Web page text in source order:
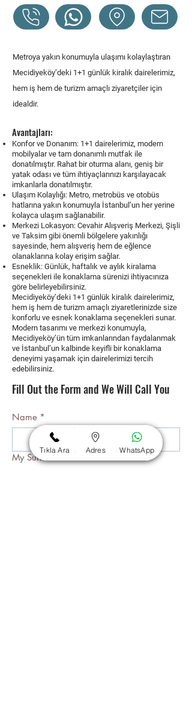
Metroya yakın konumuyla ulaşımı kolaylaştıran
Mecidiyeköy’deki 1+1 günlük kiralık dairelerimiz,
hem iş hem de turizm amaçlı ziyaretçiler için
idealdir.
Avantajları:
Konfor ve Donanım: 1+1 dairelerimiz, modern
mobilyalar ve tam donanımlı mutfak ile
donatılmıştır. Rahat bir oturma alanı, geniş bir
yatak odası ve tüm ihtiyaçlarınızı karşılayacak
imkanlarla donatılmıştır.
Ulaşım Kolaylığı: Metro, metrobüs ve otobüs
hatlarına yakın konumuyla İstanbul’un her yerine
kolayca ulaşım sağlanabilir.
Merkezi Lokasyon: Cevahir Alışveriş Merkezi, Şişli
ve Taksim gibi önemli bölgelere yakınlığı
sayesinde, hem alışveriş hem de eğlence
olanaklarına kolay erişim sağlar.
Esneklik: Günlük, haftalık ve aylık kiralama
seçenekleri ile konaklama sürenizi ihtiyacınıza
göre belirleyebilirsiniz.
Mecidiyeköy’deki 1+1 günlük kiralık dairelerimiz,
hem iş hem de turizm amaçlı ziyaretlerinizde size
konforlu ve esnek konaklama seçenekleri sunar.
Modern tasarımı ve merkezi konumuyla,
Mecidiyeköy’ün tüm imkanlarından faydalanmak
ve İstanbul’un kalbinde keyifli bir konaklama
deneyimi yaşamak için dairelerimizi tercih
edebilirsiniz.
Fill Out the Form and We Will Call You
Name *
My Surname *
Tıkla Ara Adres WhatsApp